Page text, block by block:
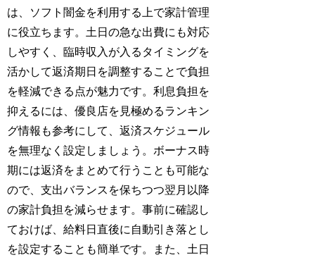
は、ソフト闇金を利用する上で家計管理
に役立ちます。土日の急な出費にも対応
しやすく、臨時収入が入るタイミングを
活かして返済期日を調整することで負担
を軽減できる点が魅力です。利息負担を
抑えるには、優良店を見極めるランキン
グ情報も参考にして、返済スケジュール
を無理なく設定しましょう。ボーナス時
期には返済をまとめて行うことも可能な
ので、支出バランスを保ちつつ翌月以降
の家計負担を減らせます。事前に確認し
ておけば、給料日直後に自動引き落とし
を設定することも簡単です。また、土日